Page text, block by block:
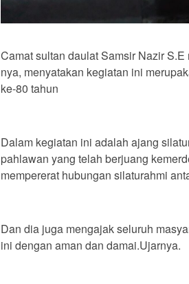
‎Camat sultan daulat Samsir Nazir
nya, menyatakan kegiatan ini
ke-80 tahun
‎Dalam kegiatan ini adalah ajang
pahlawan yang telah berjuang
mempererat hubungan silaturahmi
‎Dan dia juga mengajak seluruh
ini dengan aman dan damai.Ujarnya.